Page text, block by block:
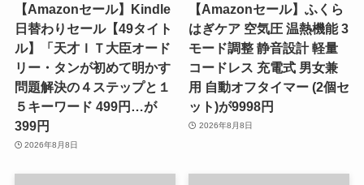
【Amazonセール】Kindle
日替わりセール【49タイト
ル】「天才ＩＴ大臣オード
リー・タンが初めて明かす
問題解決の４ステップと１
５キーワード 499円…が
399円
2026年8月8日
【Amazonセール】ふくら
はぎケア 空気圧 温熱機能 3
モード調整 静音設計 軽量
コードレス 充電式 男女兼
用 自動オフタイマー (2個セ
ット)が9998円
2026年8月8日